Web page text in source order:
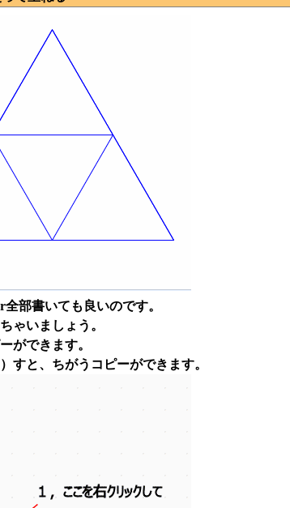
部書いても良いのです。
ゃいましょう。
ができます。
すと、ちがうコピーができます。